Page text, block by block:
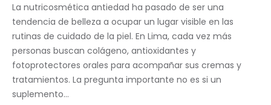
La nutricosmética antiedad ha pasado de ser una
tendencia de belleza a ocupar un lugar visible en las
rutinas de cuidado de la piel. En Lima, cada vez más
personas buscan colágeno, antioxidantes y
fotoprotectores orales para acompañar sus cremas y
tratamientos. La pregunta importante no es si un
suplemento…